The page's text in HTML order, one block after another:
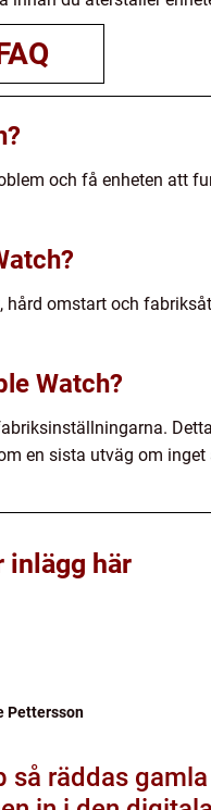
och få enheten att
omstart och
Watch?
en sista utväg om inget
inlägg här
Pettersson